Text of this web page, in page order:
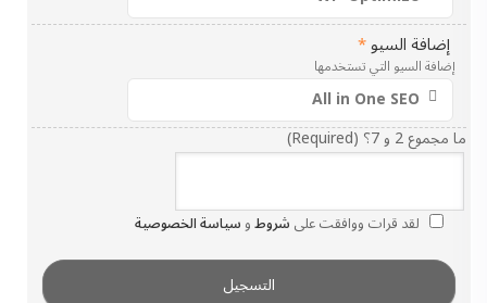
إضافة السيو*
إضافة السيو التي تستخدمها
ما مجموع 2 و 7؟ (Required)
لقد قرات ووافقت علىشروطوسياسة الخصوصية